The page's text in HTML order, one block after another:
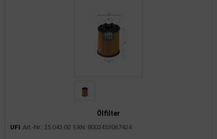
Ölfilter
UFI Art.-Nr.: 25.043.00 EAN: 8003453067424